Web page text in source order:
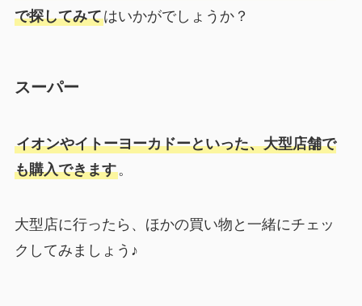
で探してみてはいかがでしょうか？
スーパー
イオンやイトーヨーカドーといった、大型店舗で
も購入できます。
大型店に行ったら、ほかの買い物と一緒にチェッ
クしてみましょう♪